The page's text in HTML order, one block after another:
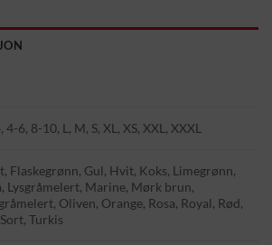
4-6, 8-10, L, M, S, XL, XS, XXL, XXXL
Flaskegrønn, Gul, Hvit, Koks, Limegrønn,
Lysgråmelert, Marine, Mørk brun,
Oliven, Orange, Rosa, Royal, Rød,
Turkis